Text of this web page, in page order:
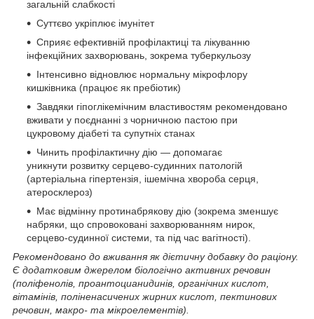
загальній слабкості
Суттєво укріплює імунітет
Сприяє ефективній профілактиці та лікуванню
інфекційних захворювань, зокрема туберкульозу
Інтенсивно відновлює нормальну мікрофлору
кишківника (працює як пребіотик)
Завдяки гіпоглікемічним властивостям рекомендовано
вживати у поєднанні з чорничною пастою при
цукровому діабеті та супутніх станах
Чинить профілактичну дію — допомагає
уникнути розвитку серцево-судинних патологій
(артеріальна гіпертензія, ішемічна хвороба серця,
атеросклероз)
Має відмінну протинабрякову дію (зокрема зменшує
набряки, що спровоковані захворюванням нирок,
серцево-судинної системи, та під час вагітності).
Рекомендовано до вживання як дієтичну добавку до раціону.
Є додатковим джерелом біологічно активних речовин
(поліфенолів, проантоцианидинів, органічних кислот,
вітамінів, поліненасичених жирних кислот, пектинових
речовин, макро- та мікроелементів).